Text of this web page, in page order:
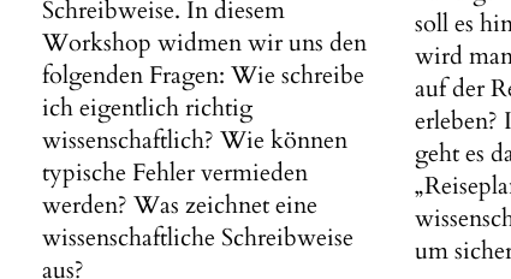
Schreibweise. In diesem
Workshop widmen wir uns den
folgenden Fragen: Wie schreibe
ich eigentlich richtig
wissenschaftlich? Wie können
typische Fehler vermieden
werden? Was zeichnet eine
wissenschaftliche Schreibweise
aus?
soll es
wird
auf der
erleben?
geht es
um